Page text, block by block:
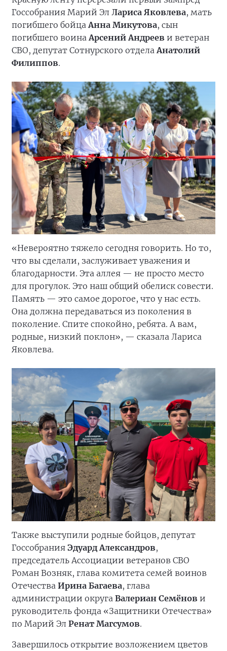
Госсобрания Марий Эл Лариса Яковлева, мать
погибшего бойца Анна Микутова, сын
погибшего воина Арсений Андреев и ветеран
СВО, депутат Сотнурского отдела Анатолий
Филиппов.
«Невероятно тяжело сегодня говорить. Но то,
что вы сделали, заслуживает уважения и
благодарности. Эта аллея — не просто место
для прогулок. Это наш общий обелиск совести.
Память — это самое дорогое, что у нас есть.
Она должна передаваться из поколения в
поколение. Спите спокойно, ребята. А вам,
родные, низкий поклон», — сказала Лариса
Яковлева.
Также выступили родные бойцов, депутат
Госсобрания Эдуард Александров,
председатель Ассоциации ветеранов СВО
Роман Возняк, глава комитета семей воинов
Отечества Ирина Багаева, глава
администрации округа Валериан Семёнов и
руководитель фонда «Защитники Отечества»
по Марий Эл Ренат Магсумов.
Завершилось открытие возложением цветов